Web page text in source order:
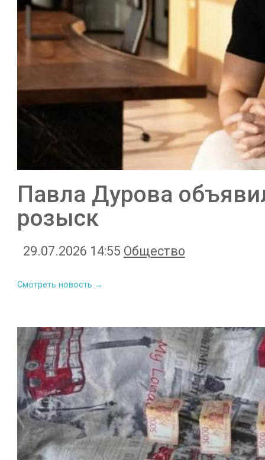
Павла Дурова
розыск
29.07.2026 14:55 Общество
Смотреть новость →